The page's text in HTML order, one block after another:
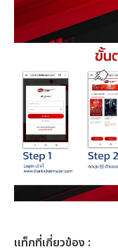
เเท็กที่เกี่ยวข้อง :